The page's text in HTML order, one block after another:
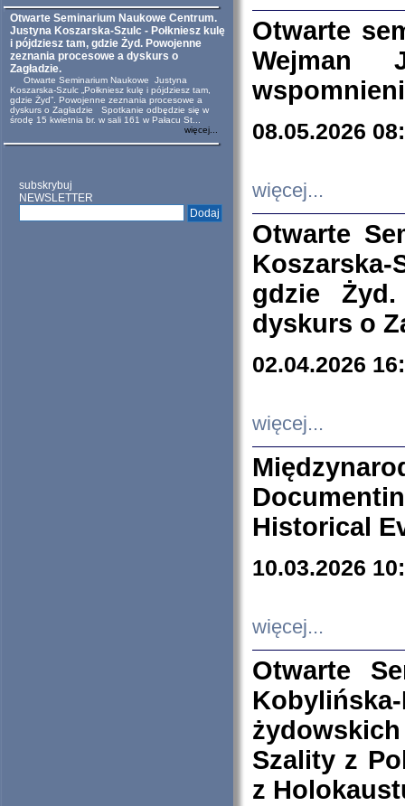
Otwarte Seminarium Naukowe Centrum.
Justyna Koszarska-Szulc - Połkniesz kulę
i pójdziesz tam, gdzie Żyd. Powojenne
zeznania procesowe a dyskurs o
Zagładzie.
Otwarte Seminarium Naukowe Justyna
Koszarska-Szulc „Połkniesz kulę i pójdziesz tam,
gdzie Żyd”. Powojenne zeznania procesowe a
dyskurs o Zagładzie Spotkanie odbędzie się w
środę 15 kwietnia br. w sali 161 w Pałacu St...
więcej...
subskrybuj
NEWSLETTER
Otwarte
Wejman
08.05.2026
więcej...
Otwarte
Koszarska-
gdzie
dyskurs o
02.04.2026
więcej...
Historical
10.03.2026
więcej...
Otwarte
Szality z
z